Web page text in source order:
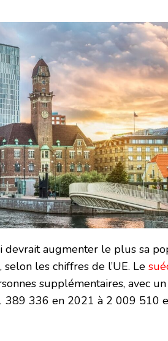
augmenter le plus sa
les chiffres de l’UE. Le
supplémentaires, avec
389 336 en 2021 à 2 009 510